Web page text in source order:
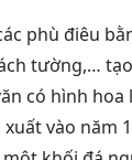
phù điêu
tường,…
có hình hoa
vào năm